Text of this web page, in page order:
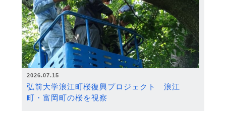
2026.07.15
弘前大学浪江町桜復興プロジェクト 浪江
町・富岡町の桜を視察